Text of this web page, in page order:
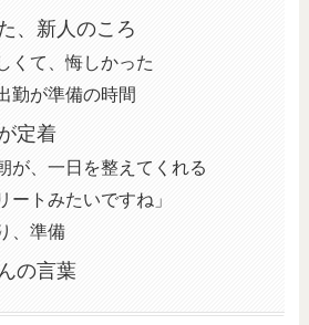
、新人のころ
くて、悔しかった
勤が準備の時間
定着
が、一日を整えてくれる
ートみたいですね」
、準備
の言葉